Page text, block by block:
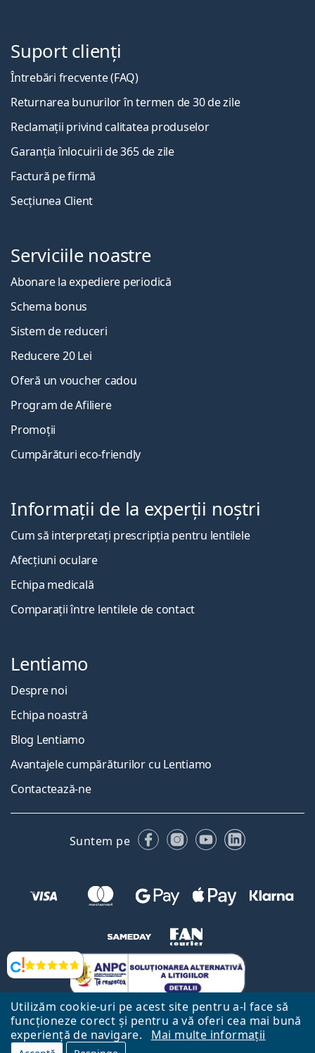
Utilizăm cookie-uri pe acest site pentru a-l face să
funcționeze corect și pentru a vă oferi cea mai bună
experiență de navigare.
Mai multe informații
Opinii
Suport clienți
Întrebări frecvente (FAQ)
Returnarea bunurilor în termen de 30 de zile
Reclamații privind calitatea produselor
Garanția înlocuirii de 365 de zile
Factură pe firmă
Secțiunea Client
Serviciile noastre
Abonare la expediere periodică
Schema bonus
Sistem de reduceri
Reducere 20 Lei
Oferă un voucher cadou
Program de Afiliere
Promoții
Cumpărături eco-friendly
Informații de la experții noștri
Cum să interpretați prescripția pentru lentilele
Afecțiuni oculare
Echipa medicală
Comparații între lentilele de contact
Lentiamo
Despre noi
Echipa noastră
Blog Lentiamo
Avantajele cumpărăturilor cu Lentiamo
Contactează-ne
Suntem pe FacebookInstagram
YouTubeLinkedIn